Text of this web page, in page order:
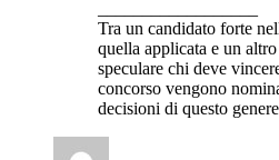
Tra un candidato forte
quella applicata e un
speculare chi deve
concorso vengono
decisioni di questo